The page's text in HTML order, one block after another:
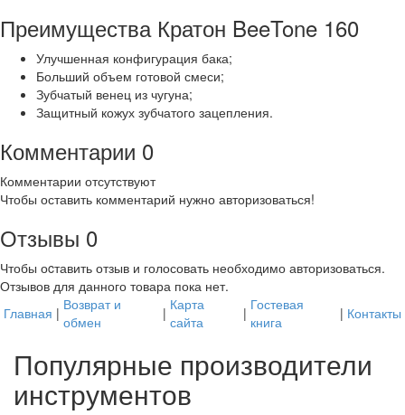
Преимущества Кратон BeeTone 160
Улучшенная конфигурация бака;
Больший объем готовой смеси;
Зубчатый венец из чугуна;
Защитный кожух зубчатого зацепления.
Комментарии 0
Комментарии отсутствуют
Чтобы оставить комментарий нужно авторизоваться!
Отзывы 0
Чтобы оcтавить отзыв и голосовать необходимо авторизоваться.
Отзывов для данного товара пока нет.
Главная | Возврат и
обмен
| Карта
сайта
| Гостевая
книга
| Контакты
Популярные производители
инструментов